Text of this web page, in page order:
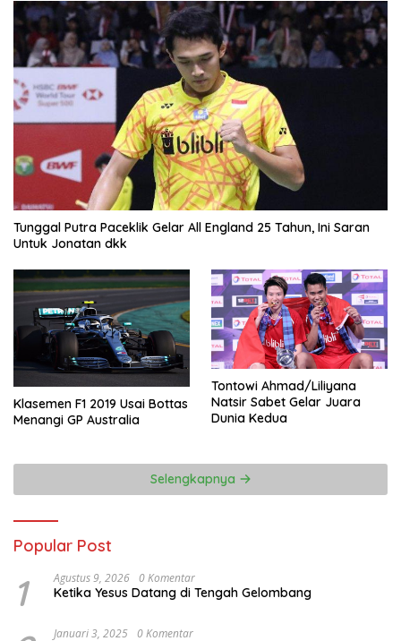
Tunggal Putra Paceklik Gelar All England 25 Tahun, Ini Saran
Untuk Jonatan dkk
Klasemen F1 2019 Usai Bottas
Menangi GP Australia
Tontowi Ahmad/Liliyana
Natsir Sabet Gelar Juara
Dunia Kedua
Selengkapnya
Popular Post
1 Agustus 9, 2026 0 Komentar
Ketika Yesus Datang di Tengah Gelombang
Januari 3, 2025 0 Komentar